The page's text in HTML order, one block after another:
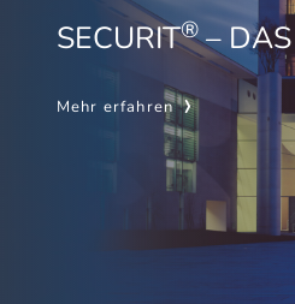
SECURIT®–
Mehr erfahren